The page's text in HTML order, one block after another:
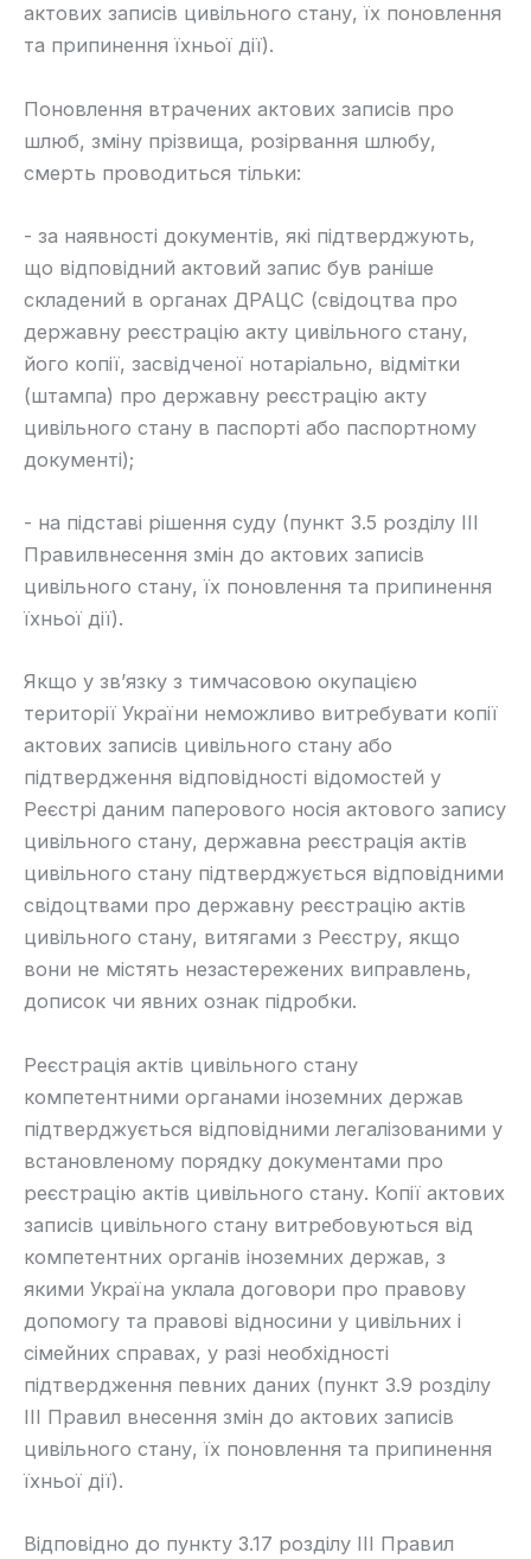
актових записів цивільного стану, їх поновлення
та припинення їхньої дії).
​Поновлення втрачених актових записів про
шлюб, зміну прізвища, розірвання шлюбу,
смерть проводиться тільки:
​- за наявності документів, які підтверджують,
що відповідний актовий запис був раніше
складений в органах ДРАЦС (свідоцтва про
державну реєстрацію акту цивільного стану,
його копії, засвідченої нотаріально, відмітки
(штампа) про державну реєстрацію акту
цивільного стану в паспорті або паспортному
документі);
-​ на підставі рішення суду (пункт 3.5 розділу ІІІ
Правилвнесення змін до актових записів
цивільного стану, їх поновлення та припинення
їхньої дії).
​Якщо у зв’язку з тимчасовою окупацією
території України неможливо витребувати копії
актових записів цивільного стану або
підтвердження відповідності відомостей у
Реєстрі даним паперового носія актового запису
цивільного стану, державна реєстрація актів
цивільного стану підтверджується відповідними
свідоцтвами про державну реєстрацію актів
цивільного стану, витягами з Реєстру, якщо
вони не містять незастережених виправлень,
дописок чи явних ознак підробки.
​Реєстрація актів цивільного стану
компетентними органами іноземних держав
підтверджується відповідними легалізованими у
встановленому порядку документами про
реєстрацію актів цивільного стану. Копії актових
записів цивільного стану витребовуються від
компетентних органів іноземних держав, з
якими Україна уклала договори про правову
допомогу та правові відносини у цивільних і
сімейних справах, у разі необхідності
підтвердження певних даних (пункт 3.9 розділу
ІІІ Правил внесення змін до актових записів
цивільного стану, їх поновлення та припинення
їхньої дії).
​Відповідно до пункту 3.17 розділу ІІІ Правил